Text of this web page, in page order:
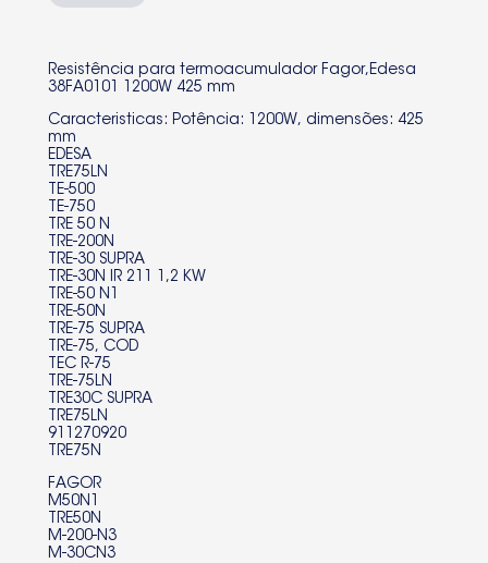
Termoacumulador Edesa
Termoacumulador Edesa
Termoacumulador Edesa
Termoacumulador Edesa
Termoacumulador Edesa
Termoacumulador Edesa
Termoacumulador Edesa
Termoacumulador Edesa
Termoacumulador Fagor
Termoacumulador Fagor
Termoacumulador Fagor
Termoacumulador Fagor
Termoacumulador Fagor
Resistência para termoacumulador Fagor,Edesa
38FA0101 1200W 425 mm
Caracteristicas: Potência: 1200W, dimensões: 425
mm
EDESA
TRE75LN
TE-500
TE-750
TRE 50 N
TRE-200N
TRE-30 SUPRA
TRE-30N IR 211 1,2 KW
TRE-50 N1
TRE-50N
TRE-75 SUPRA
TRE-75, COD
TEC R-75
TRE-75LN
TRE30C SUPRA
TRE75LN
911270920
TRE75N
FAGOR
M50N1
TRE50N
M-200-N3
M-30CN3